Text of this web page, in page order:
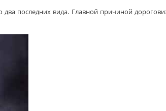
последних вида. Главной причиной